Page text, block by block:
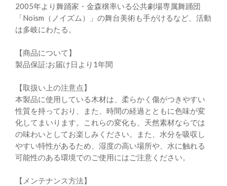
2005年より舞踊家・金森穣率いる公共劇場専属舞踊団
「Noism（ノイズム）」の舞台美術も手がけるなど、活動
は多岐にわたる。
【商品について】
製品保証:お届け日より1年間
【取扱い上の注意点】
本製品に使用している木材は、柔らかく傷がつきやすい
性質を持っており、また、時間の経過とともに色味が変
化してまいります。これらの変化も、天然素材ならでは
の味わいとしてお楽しみください。また、水分を吸収し
やすい特性があるため、湿度の高い場所や、水に触れる
可能性のある環境でのご使用にはご注意ください。
【メンテナンス方法】